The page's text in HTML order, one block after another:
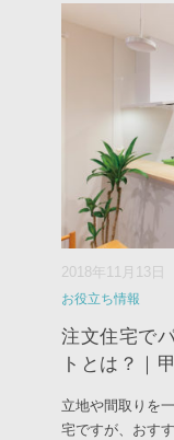
2018年11月13日
お役立ち情報
注文住宅で
トとは？｜
立地や間取りを
宅ですが、おす